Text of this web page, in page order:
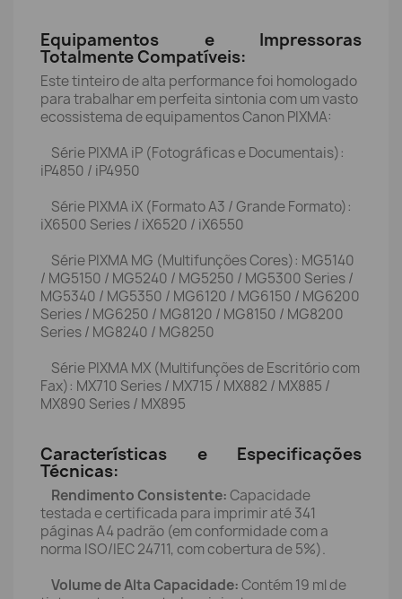
Equipamentos e Impressoras
Totalmente Compatíveis:
Este tinteiro de alta performance foi homologado
para trabalhar em perfeita sintonia com um vasto
ecossistema de equipamentos Canon PIXMA:
Série PIXMA iP (Fotográficas e Documentais):
iP4850 / iP4950
Série PIXMA iX (Formato A3 / Grande Formato):
iX6500 Series / iX6520 / iX6550
Série PIXMA MG (Multifunções Cores): MG5140
/ MG5150 / MG5240 / MG5250 / MG5300 Series /
MG5340 / MG5350 / MG6120 / MG6150 / MG6200
Series / MG6250 / MG8120 / MG8150 / MG8200
Series / MG8240 / MG8250
Série PIXMA MX (Multifunções de Escritório com
Fax): MX710 Series / MX715 / MX882 / MX885 /
MX890 Series / MX895
Características e Especificações
Técnicas:
Rendimento Consistente:Capacidade
testada e certificada para imprimir até 341
páginas A4 padrão (em conformidade com a
norma ISO/IEC 24711, com cobertura de 5%).
Volume de Alta Capacidade:Contém 19 ml de